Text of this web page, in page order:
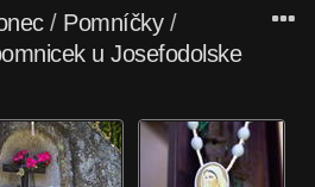
/ Pomníčky/
u Josefodolske